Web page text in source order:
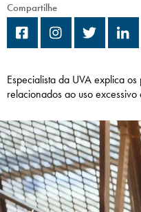
Acontece na UVA
Atendimento (21) 2574
Conclua sua Matrícula
INSCREVA-SE
Compartilhe
Especialista da UVA explica
relacionados ao uso excessivo